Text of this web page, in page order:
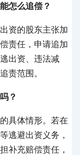
怎么追偿？
资的股东主张加
责任，申请追加
出资、违法减
责范围。
？
具体情形。若在
逃避出资义务，
补充赔偿责任，